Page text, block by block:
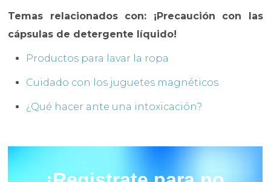
Temas relacionados con: ¡Precaución con las
cápsulas de detergente líquido!
Productos para lavar la ropa
Cuidado con los juguetes magnéticos
¿Qué hacer ante una intoxicación?